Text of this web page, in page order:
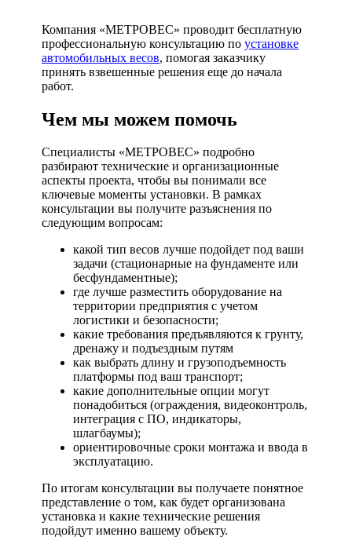
Компания «МЕТРОВЕС» проводит бесплатную
профессиональную консультацию по установке
автомобильных весов, помогая заказчику
принять взвешенные решения еще до начала
работ.
Чем мы можем помочь
Специалисты «МЕТРОВЕС» подробно
разбирают технические и организационные
аспекты проекта, чтобы вы понимали все
ключевые моменты установки. В рамках
консультации вы получите разъяснения по
следующим вопросам:
какой тип весов лучше подойдет под ваши
задачи (стационарные на фундаменте или
бесфундаментные);
где лучше разместить оборудование на
территории предприятия с учетом
логистики и безопасности;
какие требования предъявляются к грунту,
дренажу и подъездным путям
как выбрать длину и грузоподъемность
платформы под ваш транспорт;
какие дополнительные опции могут
понадобиться (ограждения, видеоконтроль,
интеграция с ПО, индикаторы,
шлагбаумы);
ориентировочные сроки монтажа и ввода в
эксплуатацию.
По итогам консультации вы получаете понятное
представление о том, как будет организована
установка и какие технические решения
подойдут именно вашему объекту.